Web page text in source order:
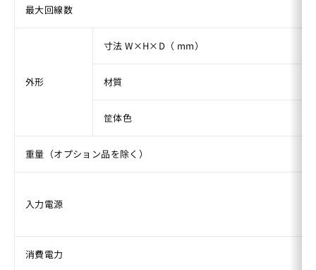
最大回線数
外形
寸法 W×H×D（ mm）
材質
筐体色
重量（オプション品を除く）
入力電源
消費電力